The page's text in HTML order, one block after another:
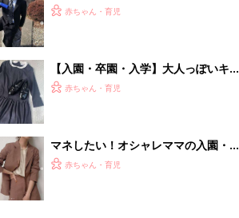
もの卒園、入学式コーデ5選
赤ちゃん・育児
【入園・卒園・入学】大人っぽいキッ
ズセレモニー服4選！
赤ちゃん・育児
マネしたい！オシャレママの入園・卒
園・入学式コーデ5選
赤ちゃん・育児